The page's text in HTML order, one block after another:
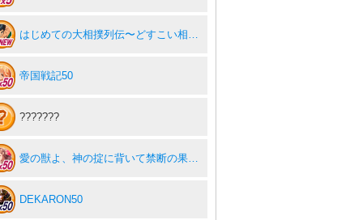
はじめての大相撲列伝〜どすこい相撲部屋〜
帝国戦記50
???????
愛の獣よ、神の掟に背いて禁断の果実を貪れ50
DEKARON50